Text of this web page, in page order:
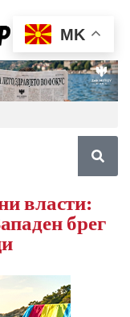
власти:
брег
MK